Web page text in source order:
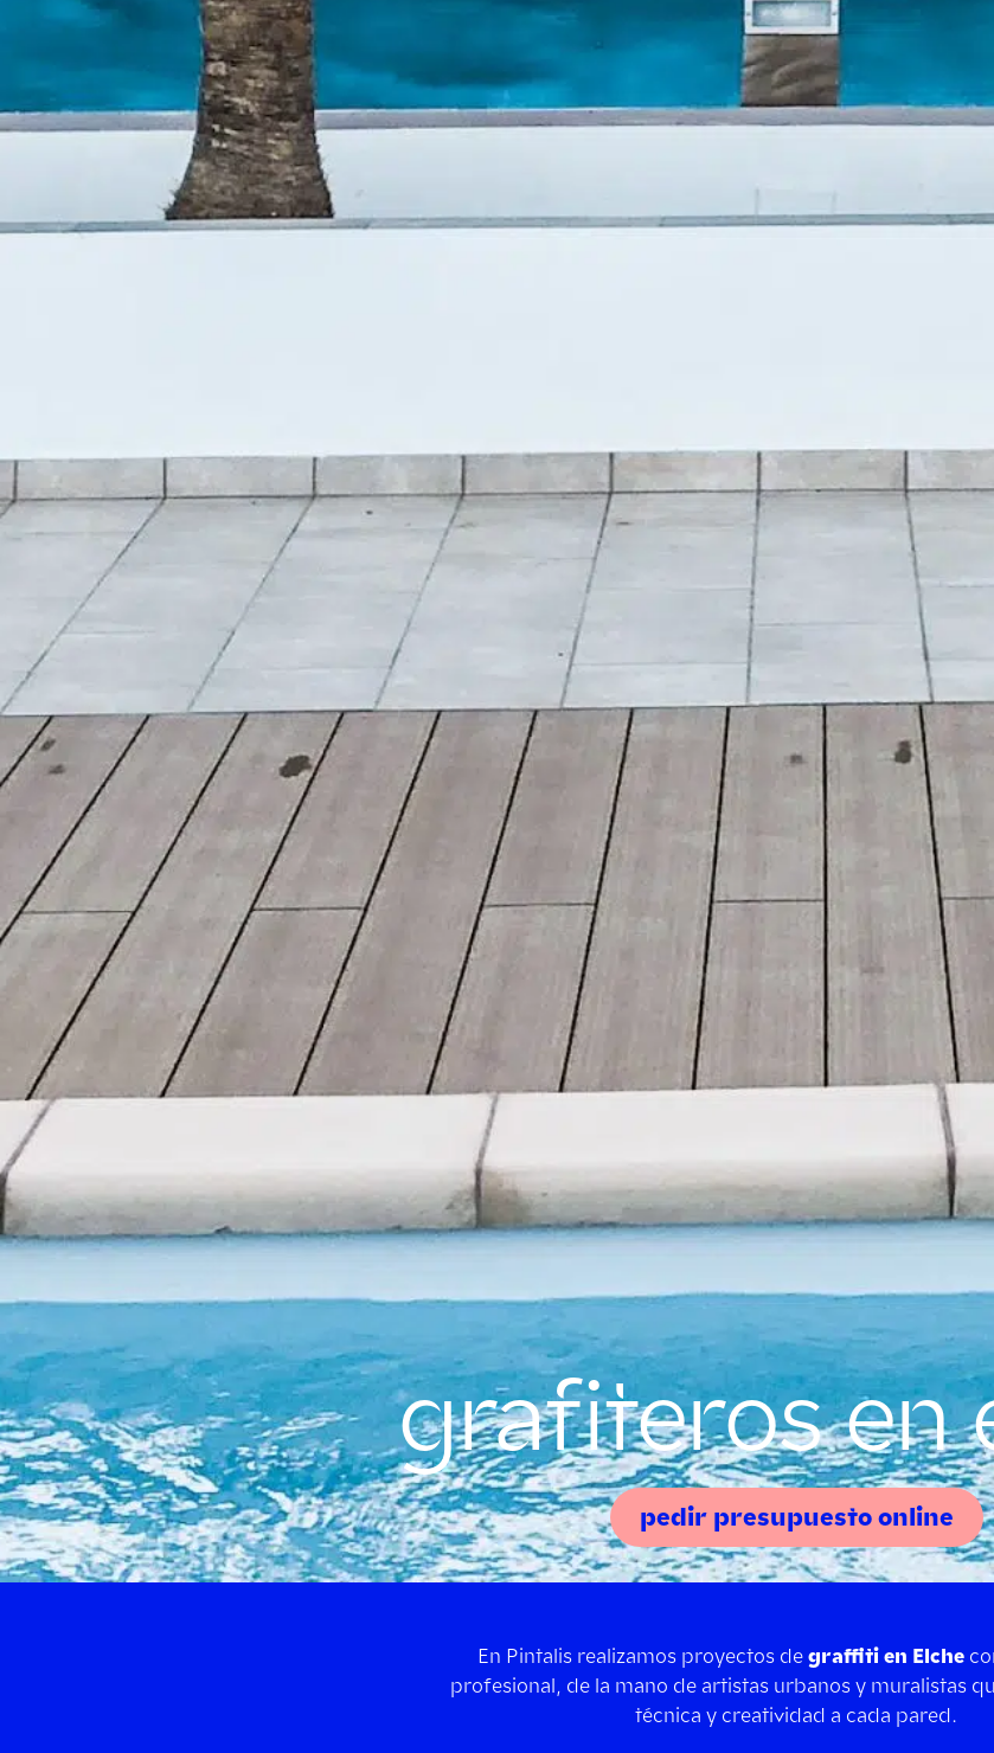
grafiteros en
pedir presupuesto online
En Pintalis realizamos proyectos degraffiti en Elche
profesional, de la mano de artistas urbanos y muralistas
técnica y creatividad a cada pared.